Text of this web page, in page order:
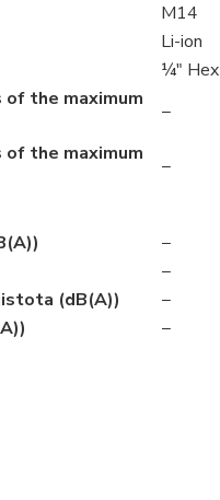
M14
Li-ion
¼″ Hex
the maximum
−
the maximum
−
−
−
(dB(A))
−
−